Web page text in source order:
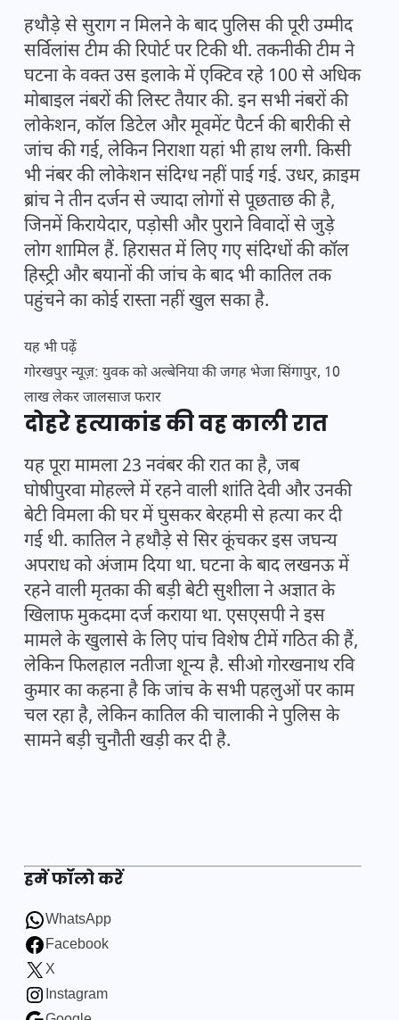
हथौड़े से सुराग न मिलने के बाद पुलिस की पूरी उम्मीद
सर्विलांस टीम की रिपोर्ट पर टिकी थी. तकनीकी टीम ने
घटना के वक्त उस इलाके में एक्टिव रहे 100 से अधिक
मोबाइल नंबरों की लिस्ट तैयार की. इन सभी नंबरों की
लोकेशन, कॉल डिटेल और मूवमेंट पैटर्न की बारीकी से
जांच की गई, लेकिन निराशा यहां भी हाथ लगी. किसी
भी नंबर की लोकेशन संदिग्ध नहीं पाई गई. उधर, क्राइम
ब्रांच ने तीन दर्जन से ज्यादा लोगों से पूछताछ की है,
जिनमें किरायेदार, पड़ोसी और पुराने विवादों से जुड़े
लोग शामिल हैं. हिरासत में लिए गए संदिग्धों की कॉल
हिस्ट्री और बयानों की जांच के बाद भी कातिल तक
पहुंचने का कोई रास्ता नहीं खुल सका है.
यह भी पढ़ें
गोरखपुर न्यूज़: युवक को अल्बेनिया की जगह भेजा सिंगापुर, 10
लाख लेकर जालसाज फरार
दोहरे हत्याकांड की वह काली रात
यह पूरा मामला 23 नवंबर की रात का है, जब
घोषीपुरवा मोहल्ले में रहने वाली शांति देवी और उनकी
बेटी विमला की घर में घुसकर बेरहमी से हत्या कर दी
गई थी. कातिल ने हथौड़े से सिर कूंचकर इस जघन्य
अपराध को अंजाम दिया था. घटना के बाद लखनऊ में
रहने वाली मृतका की बड़ी बेटी सुशीला ने अज्ञात के
खिलाफ मुकदमा दर्ज कराया था. एसएसपी ने इस
मामले के खुलासे के लिए पांच विशेष टीमें गठित की हैं,
लेकिन फिलहाल नतीजा शून्य है. सीओ गोरखनाथ रवि
कुमार का कहना है कि जांच के सभी पहलुओं पर काम
चल रहा है, लेकिन कातिल की चालाकी ने पुलिस के
सामने बड़ी चुनौती खड़ी कर दी है.
हमें फॉलो करें
WhatsApp
Facebook
X
Instagram